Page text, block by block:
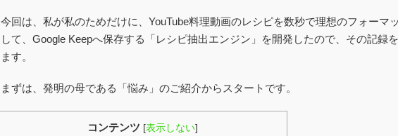
今回は、私が私のためだけに、YouTube料理動画のレシピを数秒で理想のフォーマ
して、Google Keepへ保存する「レシピ抽出エンジン」を開発したので、その記録
ます。
まずは、発明の母である「悩み」のご紹介からスタートです。
コンテンツ [表示しない]